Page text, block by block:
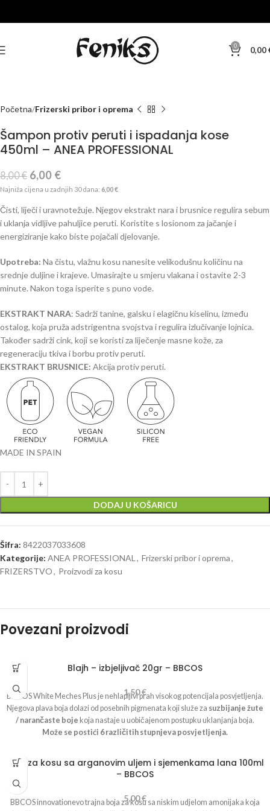
0 0,00
Početna Frizerski pribor i oprema
Šampon protiv peruti i ispadanja kose
450ml – ANEA PROFESSIONAL
8,00€ 6,00 €
Najniža cijena u zadnjih 30 dana: 6,00€
Čisti, liječi i uravnotežuje. Njegov ekstrakt nara i brusnice regulira sebum
i uklanja vidljive pahuljice peruti. Koristite s losionom za jačanje i
energiziranje kako biste pojačali djelovanje.
Upotreba: Na čistu, vlažnu kosu nanesite velikodušnu količinu na
srednje duljine i krajeve. Umasirajte u smjeru vlakana i ostavite 2-3
minute. Nakon toga isperite s puno vode.
EKSTRAKT NARA: Sadrži tanine, galsku i elagičnu kiselinu, između
ostalog, koja pruža adstrigentna svojstva i regulira izlučivanje lojnica.
Također sadrži cink, koji se koristi za liječenje masne kože, za
regeneraciju tkiva i borbu protiv peruti.
EKSTRAKT BRUSNICE: Akcija protiv peruti.
MADE IN SPAIN
DODAJ U KOŠARICU
Šifra: 8422037033608
Kategorije: ANEA PROFESSIONAL , Frizerski pribor i oprema,
FRIZERSTVO, Proizvodi za kosu
Povezani proizvodi
Blajh – izbjeljivač 20gr – BBCOS
1,50€
BBCOS White Meches Plus je nehlapljivi prah visokog potencijala posvjetljenja.
Njegova plava boja dolazi od posebnih pigmenata koji služe za suzbijanje žute
/ narančaste boje koja nastaje u uobičajenom postupku uklanjanja boja.
Može se postići 6 različitih stupnjeva posvjetljenja.
Boja za kosu sa arganovim uljem i sjemenkama lana 100ml
– BBCOS
5,00€
BBCOS innovationevo trajna boja za kosu sa niskim udjelom amonijaka koja